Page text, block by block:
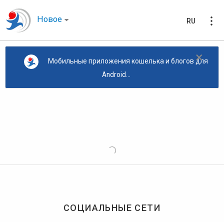
Новое RU
×
Мобильные приложения кошелька и блогов для
Android...
СОЦИАЛЬНЫЕ СЕТИ